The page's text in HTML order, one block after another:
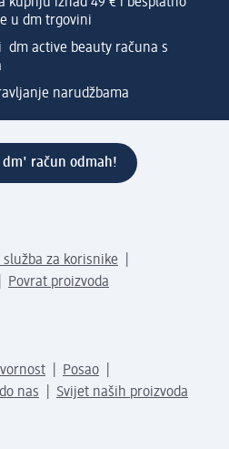
u dm trgovini
dm active beauty računa s
narudžbama
dm' račun odmah!
služba za korisnike
Povrat proizvoda
Posao
nas Svijet naših proizvoda